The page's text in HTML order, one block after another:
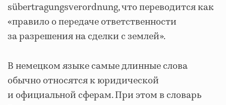
sübertragungsverordnung, что переводится как
«правило о передаче ответственности
за разрешения на сделки с землей».
В немецком языке самые длинные слова
обычно относятся к юридической
и официальной сферам. При этом в словарь